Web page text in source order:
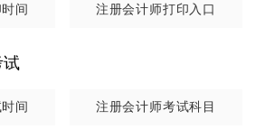
段考试设职业能力综合测试科目。
间 注册会计师打印入口
间 注册会计师考试科目